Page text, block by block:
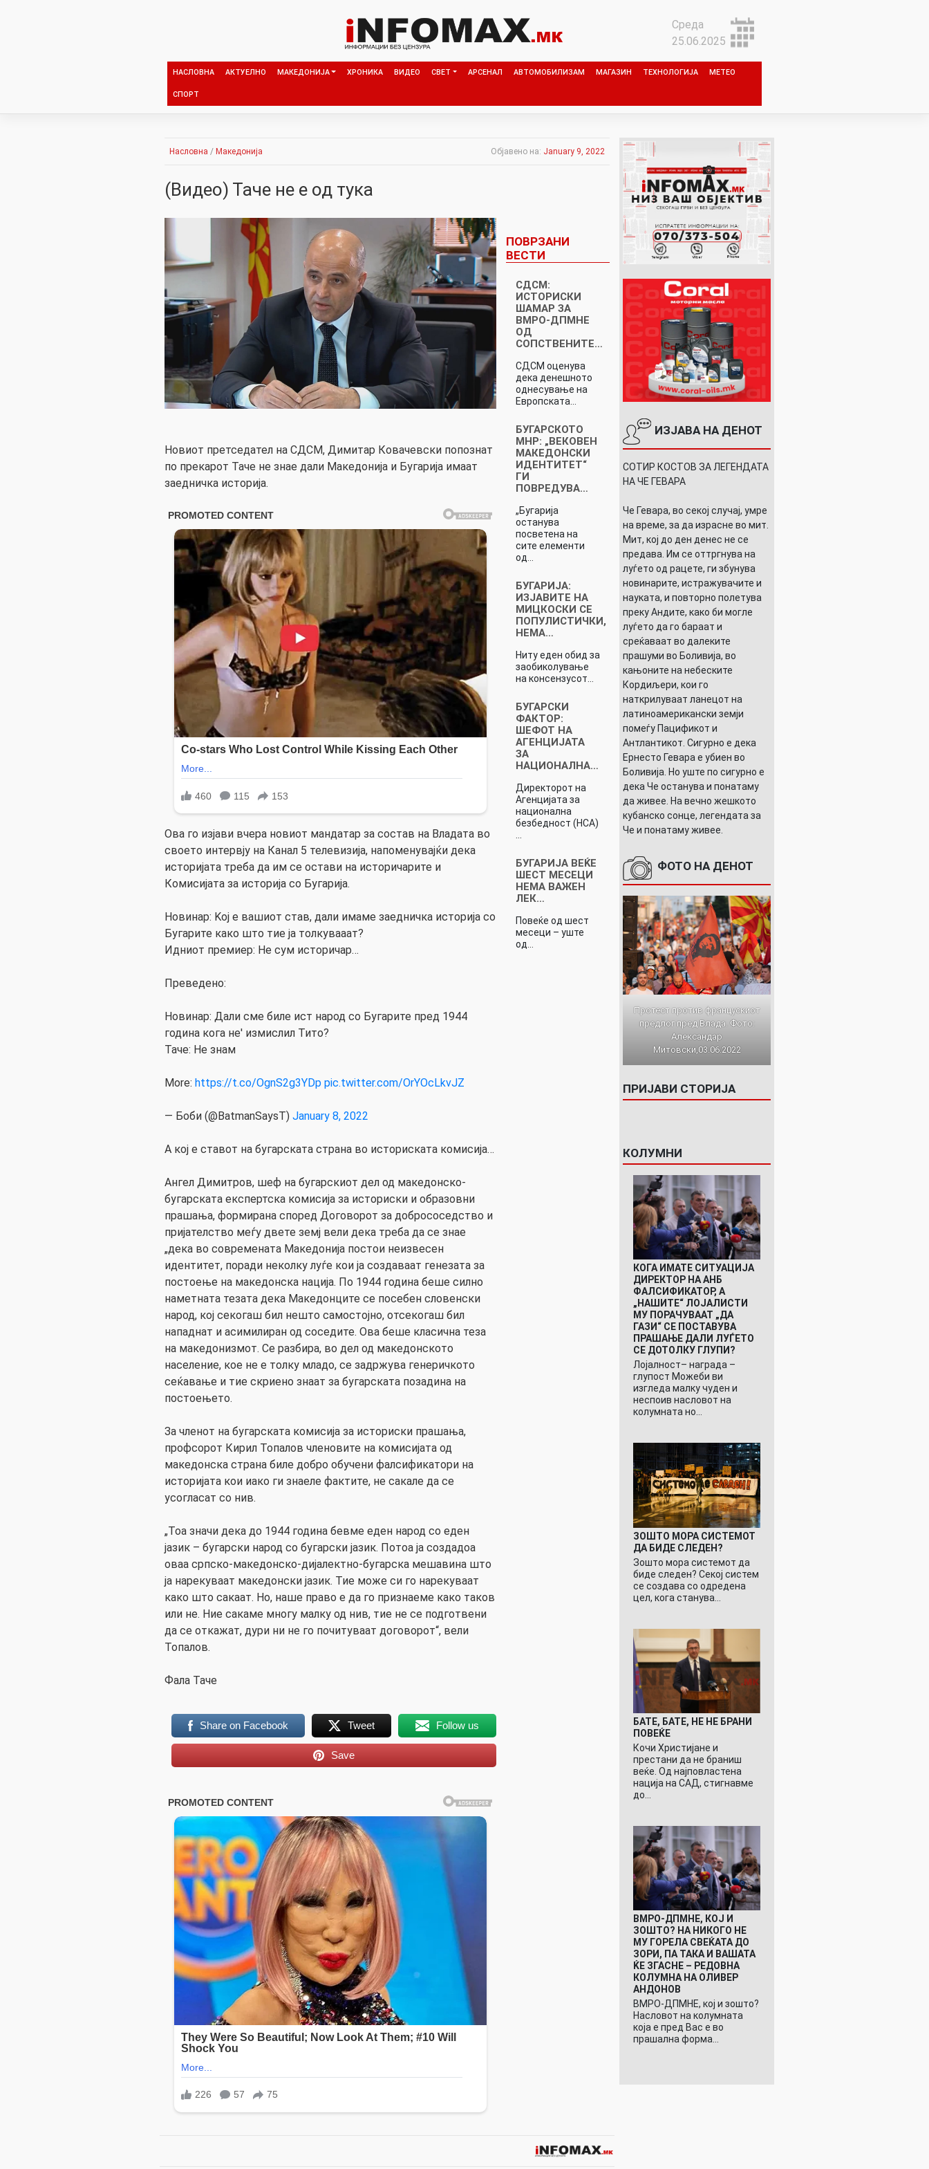
Среда
25.06.2025
НАСЛОВНА АКТУЕЛНО МАКЕДОНИЈА ХРОНИКА ВИДЕО СВЕТ АРСЕНАЛ АВТОМОБИЛИЗАМ МАГАЗИН ТЕХНОЛОГИЈА МЕТЕО
СПОРТ
Насловна / Македонија Објавено на: January 9, 2022
(Видео) Таче не е од тука
Новиот претседател на СДСМ, Димитар Ковачевски попознат
по прекарот Таче не знае дали Македонија и Бугарија имаат
заедничка историја.
Ова го изјави вчера новиот мандатар за состав на Владата во
своето интервју на Канал 5 телевизија, напоменувајќи дека
историјата треба да им се остави на историчарите и
Комисијата за историја со Бугарија.
Новинар: Koј е вашиот став, дали имаме заедничка историја со
Бугарите како што тие ја толкувааат?
Идниот премиер: Не сум историчар…
Преведено:
Новинар: Дали сме биле ист народ со Бугарите пред 1944
година кога не' измислил Тито?
Таче: Не знам
More: https://t.co/OgnS2g3YDp pic.twitter.com/OrYOcLkvJZ
— Боби (@BatmanSaysT) January 8, 2022
А кој е ставот на бугарската страна во историската комисија…
Ангел Димитров, шеф на бугарскиот дел од македонско-
бугарската експертска комисија за историски и образовни
прашања, формирана според Договорот за добрососедство и
пријателство меѓу двете земј вели дека треба да се знае
„дека во современата Македонија постои неизвесен
идентитет, поради неколку луѓе кои ја создаваат генезата за
постоење на македонска нација. По 1944 година беше силно
наметната тезата дека Македонците се посебен словенски
народ, кој секогаш бил нешто самостојно, отсекогаш бил
нападнат и асимилиран од соседите. Ова беше класична теза
на македонизмот. Се разбира, во дел од македонското
население, кое не е толку младо, се задржува генеричкото
сеќавање и тие скриено знаат за бугарската позадина на
постоењето.
За членот на бугарската комисија за историски прашања,
профсорот Кирил Топалов членовите на комисијата од
македонска страна биле добро обучени фалсификатори на
историјата кои иако ги знаеле фактите, не сакале да се
усогласат со нив.
„Тоа значи дека до 1944 година бевме еден народ со еден
јазик – бугарски народ со бугарски јазик. Потоа ја создадоа
оваа српско-македонско-дијалектно-бугарска мешавина што
ја нарекуваат македонски јазик. Тие може си го нарекуваат
како што сакаат. Но, наше право е да го признаеме како таков
или не. Ние сакаме многу малку од нив, тие не се подготвени
да се откажат, дури ни не го почитуваат договорот“, вели
Топалов.
Фала Таче
Share on Facebook Tweet Follow us
Save
ПОВРЗАНИ
ВЕСТИ
СДСМ:
ИСТОРИСКИ
ШАМАР ЗА
ВМРО-ДПМНЕ
ОД
СОПСТВЕНИТЕ…
СДСМ оценува
дека денешното
однесување на
Европската…
БУГАРСКОТО
МНР: „ВЕКОВЕН
МАКЕДОНСКИ
ИДЕНТИТЕТ“
ГИ
ПОВРЕДУВА…
„Бугарија
останува
посветена на
сите елементи
од…
БУГАРИЈА:
ИЗЈАВИТЕ НА
МИЦКОСКИ СЕ
ПОПУЛИСТИЧКИ,
НЕМА…
Ниту еден обид за
заобиколување
на консензусот…
БУГАРСКИ
ФАКТОР:
ШЕФОТ НА
АГЕНЦИЈАТА
ЗА
НАЦИОНАЛНА…
Директорот на
Агенцијата за
национална
безбедност (НСА)
БУГАРИЈА ВЕЌЕ
ШЕСТ МЕСЕЦИ
НЕМА ВАЖЕН
ЛЕК…
Повеќе од шест
месеци – уште
од…
ИЗЈАВА НА ДЕНОТ
СОТИР КОСТОВ ЗА ЛЕГЕНДАТА
НА ЧЕ ГЕВАРА
Че Гевара, во секој случај, умре
на време, за да израсне во мит.
Мит, кој до ден денес не се
предава. Им се оттргнува на
луѓето од рацете, ги збунува
новинарите, истражувачите и
науката, и повторно полетува
преку Андите, како би могле
луѓето да го бараат и
среќаваат во далеките
прашуми во Боливија, во
кањоните на небеските
Кордиљери, кои го
наткрилуваат ланецот на
латиноамерикански земји
помеѓу Пацификот и
Антлантикот. Сигурно е дека
Ернесто Гевара е убиен во
Боливија. Но уште по сигурно е
дека Че останува и понатаму
да живее. На вечно жешкото
кубанско сонце, легендата за
Че и понатаму живее.
ФОТО НА ДЕНОТ
Протест против францускиот
предлог пред Влада. Фото:
Александар
Митовски,03.06.2022
ПРИЈАВИ СТОРИЈА
КОЛУМНИ
КОГА ИМАТЕ СИТУАЦИЈА
ДИРЕКТОР НА АНБ
ФАЛСИФИКАТОР, А
„НАШИТЕ“ ЛОЈАЛИСТИ
МУ ПОРАЧУВААТ „ДА
ГАЗИ“ СЕ ПОСТАВУВА
ПРАШАЊЕ ДАЛИ ЛУЃЕТО
СЕ ДОТОЛКУ ГЛУПИ?
Лојалност– награда –
глупост Можеби ви
изгледа малку чуден и
неспоив насловот на
колумната но…
ЗОШТО МОРА СИСТЕМОТ
ДА БИДЕ СЛЕДЕН?
Зошто мора системот да
биде следен? Секој систем
се создава со одредена
цел, кога станува…
БАТЕ, БАТЕ, НЕ НЕ БРАНИ
ПОВЕЌЕ
Кочи Христијане и
престани да не браниш
веќе. Од најповластена
нација на САД, стигнавме
до…
ВМРО-ДПМНЕ, КОЈ И
ЗОШТО? НА НИКОГО НЕ
МУ ГОРЕЛА СВЕЌАТА ДО
ЗОРИ, ПА ТАКА И ВАШАТА
ЌЕ ЗГАСНЕ – РЕДОВНА
КОЛУМНА НА ОЛИВЕР
АНДОНОВ
ВМРО-ДПМНЕ, кој и зошто?
Насловот на колумната
која е пред Вас е во
прашална форма…